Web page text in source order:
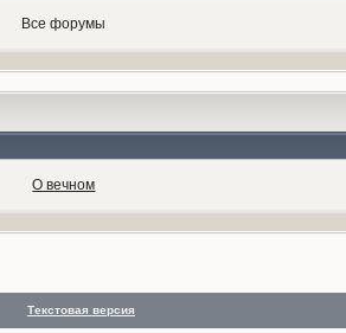
Все форумы
О вечном
Текстовая версия